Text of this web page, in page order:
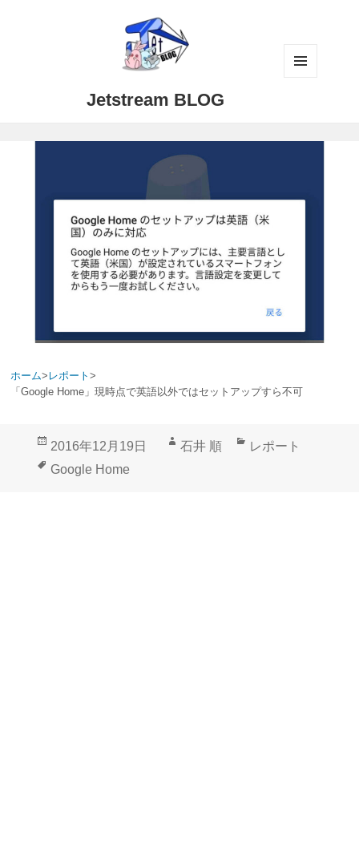
Jetstream BLOG
ホーム> レポート>
「Google Home」現時点で英語以外ではセットアップすら不可
投
稿
2016年12月19日
作
石井 順
カ
レポート
タ
Google Home